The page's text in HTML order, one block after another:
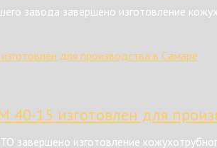
завода завершено изготовление
40-15 изготовлен для
завершено изготовление